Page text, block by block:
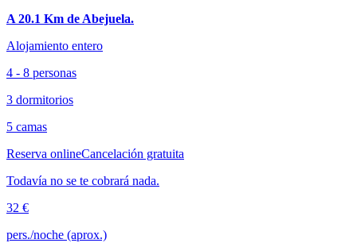
A 20.1 Km de Abejuela.
Alojamiento entero
4 - 8 personas
3 dormitorios
5 camas
Reserva onlineCancelación gratuita
Todavía no se te cobrará nada.
32 €
pers./noche (aprox.)